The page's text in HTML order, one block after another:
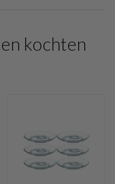
kochten